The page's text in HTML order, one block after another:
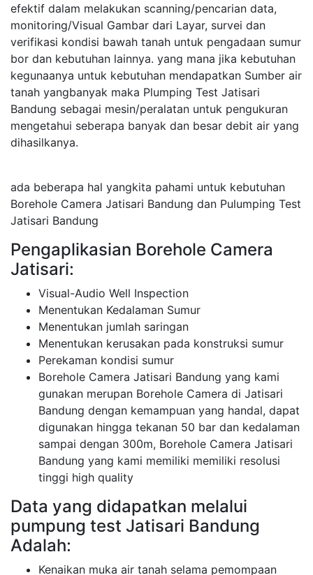
efektif dalam melakukan scanning/pencarian data,
monitoring/Visual Gambar dari Layar, survei dan
verifikasi kondisi bawah tanah untuk pengadaan sumur
bor dan kebutuhan lainnya. yang mana jika kebutuhan
kegunaanya untuk kebutuhan mendapatkan Sumber air
tanah yangbanyak maka Plumping Test Jatisari
Bandung sebagai mesin/peralatan untuk pengukuran
mengetahui seberapa banyak dan besar debit air yang
dihasilkanya.
ada beberapa hal yangkita pahami untuk kebutuhan
Borehole Camera Jatisari Bandung dan Pulumping Test
Jatisari Bandung
Pengaplikasian Borehole Camera
Jatisari:
Visual-Audio Well Inspection
Menentukan Kedalaman Sumur
Menentukan jumlah saringan
Menentukan kerusakan pada konstruksi sumur
Perekaman kondisi sumur
Borehole Camera Jatisari Bandung yang kami
gunakan merupan Borehole Camera di Jatisari
Bandung dengan kemampuan yang handal, dapat
digunakan hingga tekanan 50 bar dan kedalaman
sampai dengan 300m, Borehole Camera Jatisari
Bandung yang kami memiliki memiliki resolusi
tinggi high quality
Data yang didapatkan melalui
pumpung test Jatisari Bandung
Adalah:
Kenaikan muka air tanah selama pemompaan